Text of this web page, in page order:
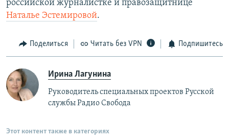
российской журналистке и правозащитнице
Наталье Эстемировой.
Поделиться Читать без VPN Подпишитесь
Ирина Лагунина
Руководитель специальных проектов Русской
службы Радио Свобода
Этот контент также в категориях